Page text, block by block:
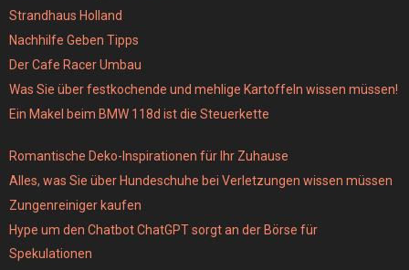
Strandhaus Holland
Nachhilfe Geben Tipps
Der Cafe Racer Umbau
Was Sie über festkochende und mehlige Kartoffeln wissen müssen!
Ein Makel beim BMW 118d ist die Steuerkette
Romantische Deko-Inspirationen für Ihr Zuhause
Alles, was Sie über Hundeschuhe bei Verletzungen wissen müssen
Zungenreiniger kaufen
Hype um den Chatbot ChatGPT sorgt an der Börse für
Spekulationen